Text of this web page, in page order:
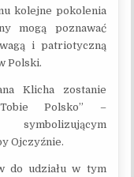
kolejne pokolenia
mogą poznawać
i patriotyczną
Polski.
Klicha zostanie
Polsko” –
Ojczyźnie.
do udziału w tym